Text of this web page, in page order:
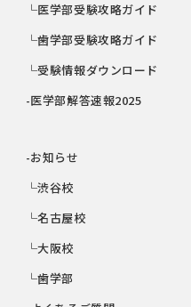
└医学部受験攻略ガイド
└歯学部受験攻略ガイド
└受験情報ダウンロード
-医学部解答速報2025
-お知らせ
└渋谷校
└名古屋校
└大阪校
└歯学部